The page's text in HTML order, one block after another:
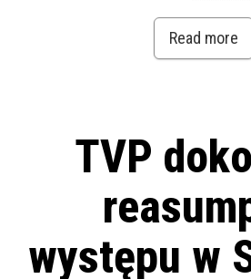
Read more
TVP
występu w